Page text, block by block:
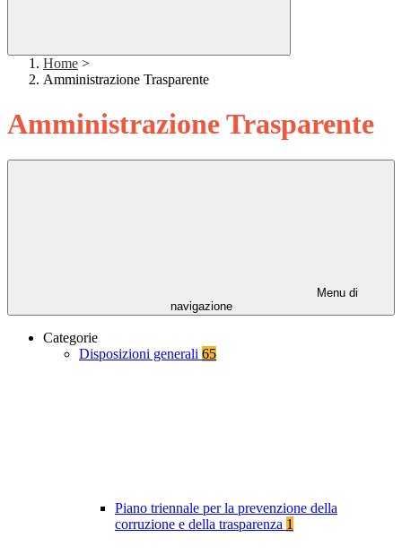
Home >
Amministrazione Trasparente
Amministrazione Trasparente
Menu di
navigazione
Categorie
Disposizioni generali 65
Piano triennale per la prevenzione della
corruzione e della trasparenza 1